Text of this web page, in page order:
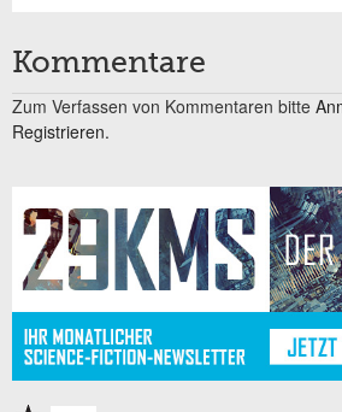
Kommentare
Zum Verfassen von Kommentaren bitte
Registrieren.